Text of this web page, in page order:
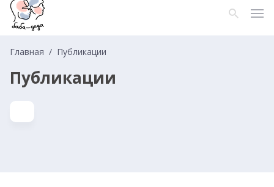
Главная Публикации
Публикации